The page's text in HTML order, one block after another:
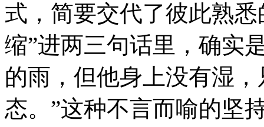
式，简要交代了彼此熟
缩”进两三句话里，确实
的雨，但他身上没有湿
态。”这种不言而喻的坚